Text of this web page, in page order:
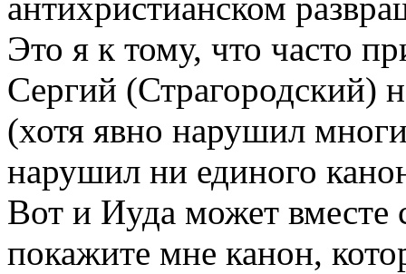
антихристианском
Это я к тому, что часто
Сергий (Страгородский)
(хотя явно нарушил
нарушил ни единого
Вот и Иуда может вместе
покажите мне канон,